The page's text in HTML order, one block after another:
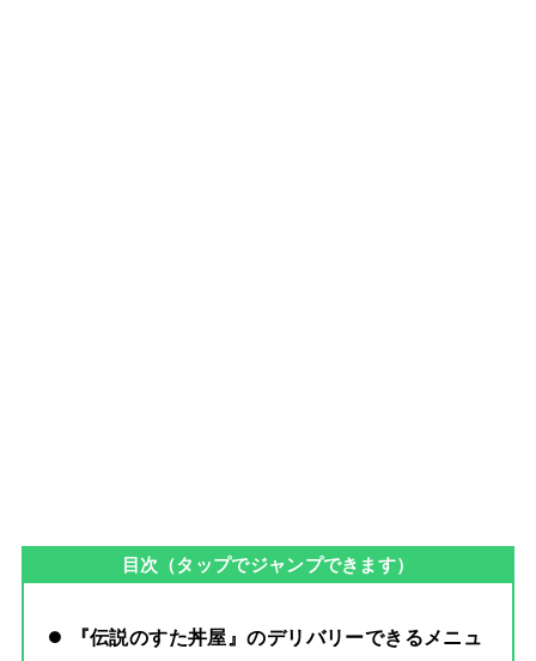
目次（タップでジャンプできます）
『伝説のすた丼屋』のデリバリーできるメニュ